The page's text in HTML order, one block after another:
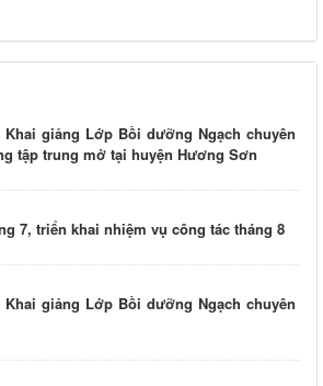
giảng Lớp Bồi dưỡng Ngạch chuyên
tập trung mở tại huyện Hương Sơn
7, triển khai nhiệm vụ công tác tháng 8
giảng Lớp Bồi dưỡng Ngạch chuyên